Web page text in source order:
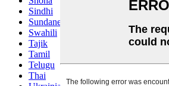
Sindhi
Sundanese
Swahili
Tajik
Tamil
Telugu
Thai